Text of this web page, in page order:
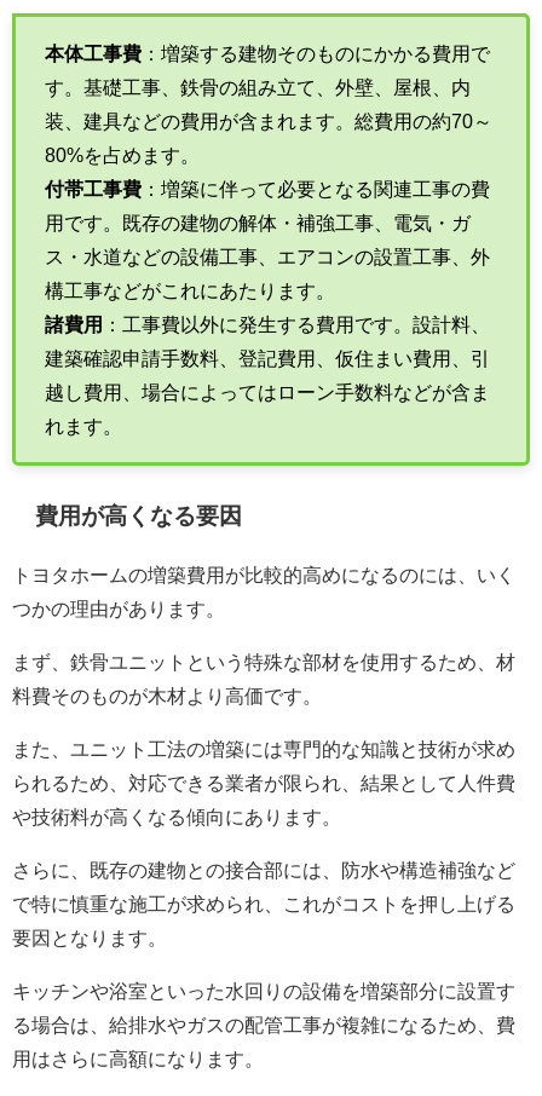
本体工事費 ：増築する建物そのものにかかる費用で
す。基礎工事、鉄骨の組み立て、外壁、屋根、内
装、建具などの費用が含まれます。総費用の約70～
80%を占めます。
付帯工事費 ：増築に伴って必要となる関連工事の費
用です。既存の建物の解体・補強工事、電気・ガ
ス・水道などの設備工事、エアコンの設置工事、外
構工事などがこれにあたります。
諸費用
：工事費以外に発生する費用です。設計料、
建築確認申請手数料、登記費用、仮住まい費用、引
越し費用、場合によってはローン手数料などが含ま
れます。
費用が高くなる要因
トヨタホームの増築費用が比較的高めになるのには、いく
つかの理由があります。
まず、鉄骨ユニットという特殊な部材を使用するため、材
料費そのものが木材より高価です。
また、ユニット工法の増築には専門的な知識と技術が求め
られるため、対応できる業者が限られ、結果として人件費
や技術料が高くなる傾向にあります。
さらに、既存の建物との接合部には、防水や構造補強など
で特に慎重な施工が求められ、これがコストを押し上げる
要因となります。
キッチンや浴室といった水回りの設備を増築部分に設置す
る場合は、給排水やガスの配管工事が複雑になるため、費
用はさらに高額になります。